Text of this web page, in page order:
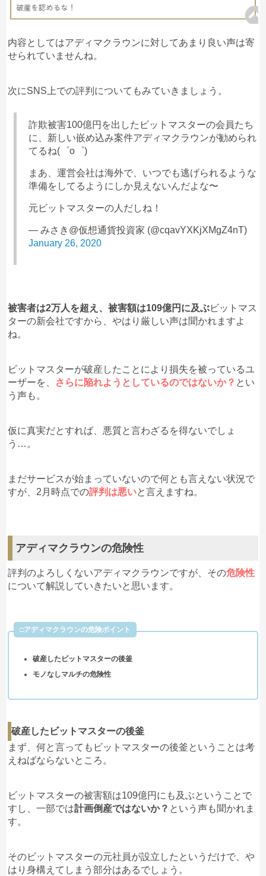
内容としてはアディマクラウンに対してあまり良い声は寄
せられていませんね。
次にSNS上での評判についてもみていきましょう。
詐欺被害100億円を出したビットマスターの会員たち
に、新しい嵌め込み案件アディマクラウンが勧められ
てるね(゜o゜)
まあ、運営会社は海外で、いつでも逃げられるような
準備をしてるようにしか見えないんだよな〜
元ビットマスターの人だしね！
— みさき@仮想通貨投資家 (@cqavYXKjXMgZ4nT)
January 26, 2020
被害者は2万人を超え、被害額は109億円に及ぶビットマス
ターの新会社ですから、やはり厳しい声は聞かれますよ
ね。
ビットマスターが破産したことにより損失を被っているユ
ーザーを、
さらに陥れようとしているのではないか？ とい
う声も。
仮に真実だとすれば、悪質と言わざるを得ないでしょ
う…。
まだサービスが始まっていないので何とも言えない状況で
すが、2月時点での評判は悪いと言えますね。
アディマクラウンの危険性
評判のよろしくないアディマクラウンですが、その危険性
について解説していきたいと思います。
□アディマクラウンの危険ポイント
破産したビットマスターの後釜
モノなしマルチの危険性
破産したビットマスターの後釜
まず、何と言ってもビットマスターの後釜ということは考
えねばならないところ。
ビットマスターの被害額は109億円にも及ぶということで
すし、一部では計画倒産ではないか？ という声も聞かれま
す。
そのビットマスターの元社員が設立したというだけで、や
はり身構えてしまう部分はあるでしょう。